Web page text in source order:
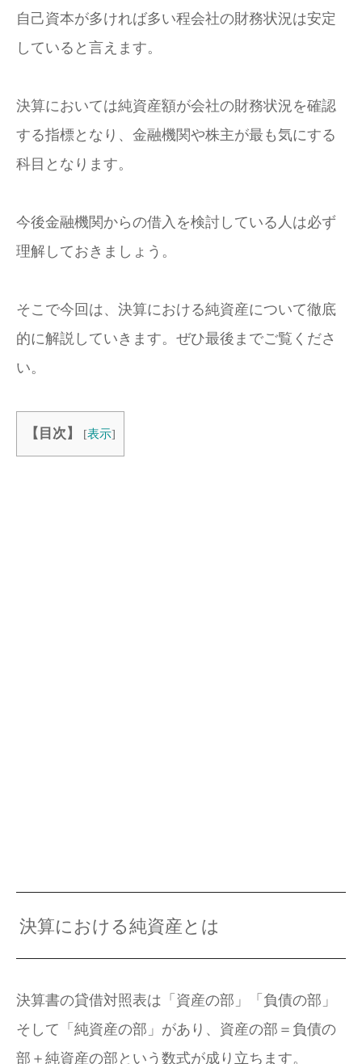
自己資本が多ければ多い程会社の財務状況は安定
していると言えます。
決算においては純資産額が会社の財務状況を確認
する指標となり、金融機関や株主が最も気にする
科目となります。
今後金融機関からの借入を検討している人は必ず
理解しておきましょう。
そこで今回は、決算における純資産について徹底
的に解説していきます。ぜひ最後までご覧くださ
い。
【目次】 [表示]
決算における純資産とは
決算書の貸借対照表は「資産の部」「負債の部」
そして「純資産の部」があり、資産の部＝負債の
部＋純資産の部という数式が成り立ちます。